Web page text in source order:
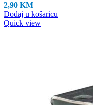
2,90 KM
Dodaj u košaricu
Quick view